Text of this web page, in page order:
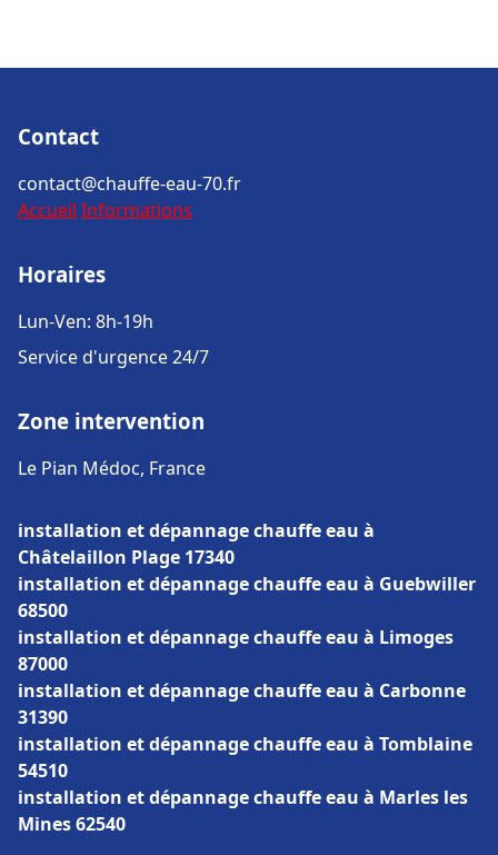
Contact
contact@chauffe-eau-70.fr
Accueil Informations
Horaires
Lun-Ven: 8h-19h
Service d'urgence 24/7
Zone intervention
Le Pian Médoc, France
installation et dépannage chauffe eau à
Châtelaillon Plage 17340
installation et dépannage chauffe eau à Guebwiller
68500
installation et dépannage chauffe eau à Limoges
87000
installation et dépannage chauffe eau à Carbonne
31390
installation et dépannage chauffe eau à Tomblaine
54510
installation et dépannage chauffe eau à Marles les
Mines 62540